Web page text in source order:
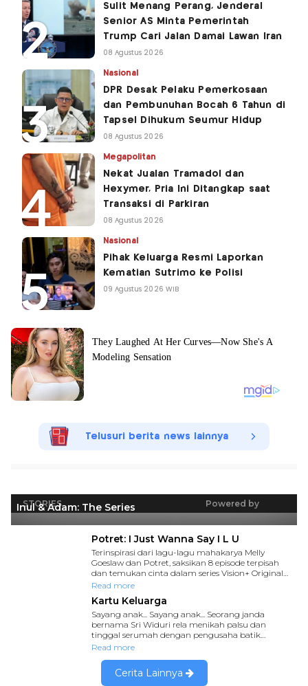
Sulit Menang Perang, Jenderal
Senior AS Minta Pemerintah
Trump Cari Jalan Damai Lawan Iran
08 Agustus 2026
Nasional
DPR Desak Pelaku Pemerkosaan
dan Pembunuhan Bocah 6 Tahun di
Tapsel Dihukum Seumur Hidup
08 Agustus 2026
Megapolitan
Nekat Jualan Tramadol dan
Hexymer, Pria Ini Ditangkap saat
Transaksi di Parkiran
08 Agustus 2026
Nasional
Pihak Keluarga Resmi Laporkan
Kematian Sutrimo ke Polisi
09 Agustus 2026 WIB
Telusuri berita news lainnya